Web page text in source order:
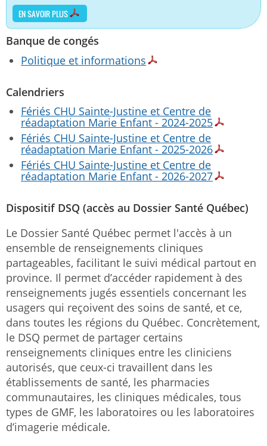
EN SAVOIR PLUS
Banque de congés
Politique et informations
Calendriers
Fériés CHU Sainte-Justine et Centre de
réadaptation Marie Enfant - 2024-2025
Fériés CHU Sainte-Justine et Centre de
réadaptation Marie Enfant - 2025-2026
Fériés CHU Sainte-Justine et Centre de
réadaptation Marie Enfant - 2026-2027
Dispositif DSQ (accès au Dossier Santé Québec)
Le Dossier Santé Québec permet l'accès à un
ensemble de renseignements cliniques
partageables, facilitant le suivi médical partout en
province. Il permet d’accéder rapidement à des
renseignements jugés essentiels concernant les
usagers qui reçoivent des soins de santé, et ce,
dans toutes les régions du Québec. Concrètement,
le DSQ permet de partager certains
renseignements cliniques entre les cliniciens
autorisés, que ceux-ci travaillent dans les
établissements de santé, les pharmacies
communautaires, les cliniques médicales, tous
types de GMF, les laboratoires ou les laboratoires
d’imagerie médicale.